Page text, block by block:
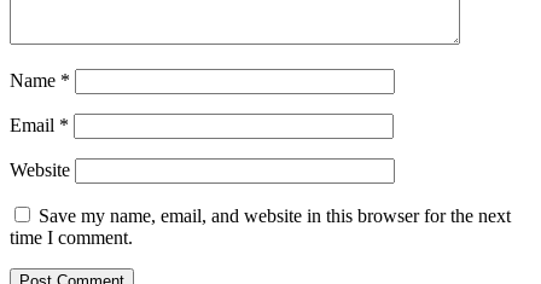
Name *
Email *
Website
Save my name, email, and website in this browser for the next
time I comment.